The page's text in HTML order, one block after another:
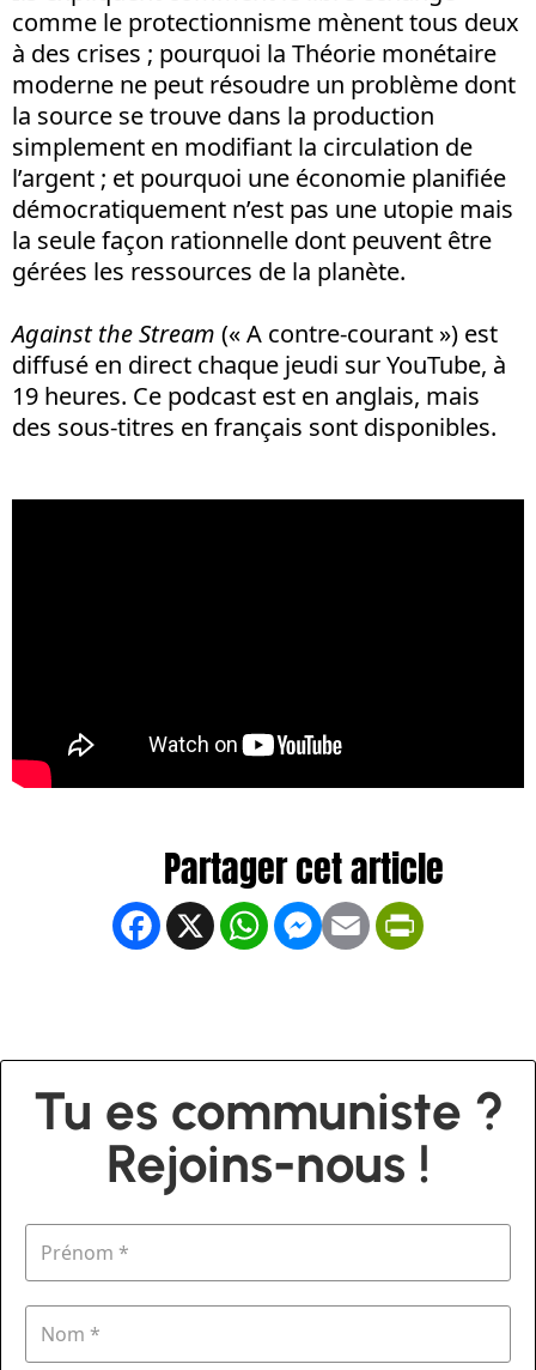
comme le protectionnisme mènent tous deux
à des crises ; pourquoi la Théorie monétaire
moderne ne peut résoudre un problème dont
la source se trouve dans la production
simplement en modifiant la circulation de
l’argent ; et pourquoi une économie planifiée
démocratiquement n’est pas une utopie mais
la seule façon rationnelle dont peuvent être
gérées les ressources de la planète.
Against the Stream (« A contre-courant ») est
diffusé en direct chaque jeudi sur YouTube, à
19 heures. Ce podcast est en anglais, mais
des sous-titres en français sont disponibles.
Facebook
X WhatsApp
Messenger
Email
Tu es communiste ?
Rejoins-nous !